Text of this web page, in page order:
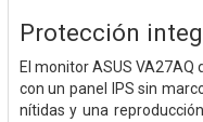
Protección
El monitor ASUS
con un panel IPS sin
nítidas y una